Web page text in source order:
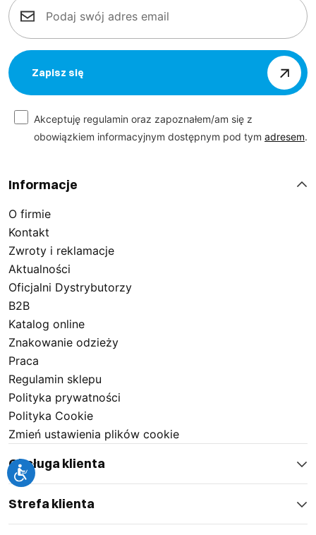
Zapisz się
Akceptuję regulamin oraz zapoznałem/am się z
obowiązkiem informacyjnym dostępnym pod tym adresem.
Informacje
O firmie
Kontakt
Zwroty i reklamacje
Aktualności
Oficjalni Dystrybutorzy
B2B
Katalog online
Znakowanie odzieży
Praca
Regulamin sklepu
Polityka prywatności
Polityka Cookie
Zmień ustawienia plików cookie
Obsługa klienta
Strefa klienta